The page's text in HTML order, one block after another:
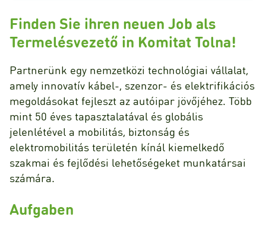
Finden Sie ihren neuen Job als
Termelésvezető in Komitat Tolna!
Partnerünk egy nemzetközi technológiai vállalat,
amely innovatív kábel-, szenzor- és elektrifikációs
megoldásokat fejleszt az autóipar jövőjéhez. Több
mint 50 éves tapasztalatával és globális
jelenlétével a mobilitás, biztonság és
elektromobilitás területén kínál kiemelkedő
szakmai és fejlődési lehetőségeket munkatársai
számára.
Aufgaben